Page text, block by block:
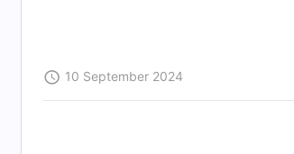
10 September 2024